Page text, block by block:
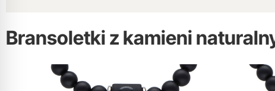
Bransoletki z kamieni